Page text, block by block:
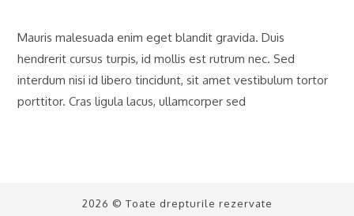
Mauris malesuada enim eget blandit gravida. Duis
hendrerit cursus turpis, id mollis est rutrum nec. Sed
interdum nisi id libero tincidunt, sit amet vestibulum tortor
porttitor. Cras ligula lacus, ullamcorper sed
2026 © Toate drepturile rezervate